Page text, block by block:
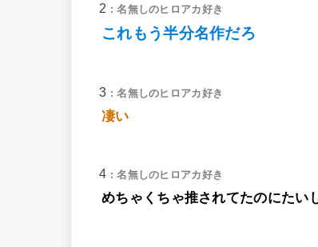
2 : 名無しのヒロアカ好き
これもう半分名作だろ
3 : 名無しのヒロアカ好き
凄い
4 : 名無しのヒロアカ好き
めちゃくちゃ推されてたのにたい